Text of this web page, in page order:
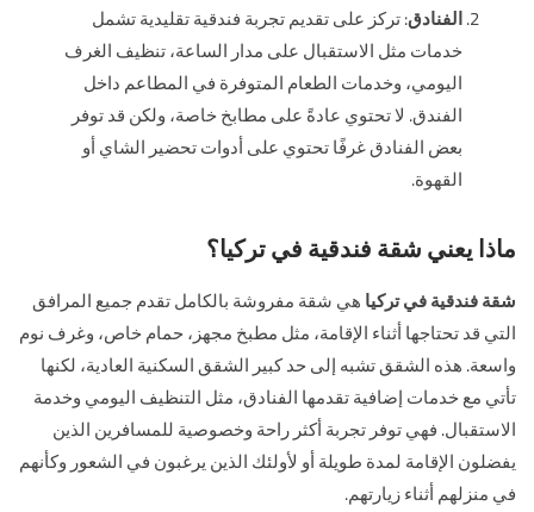
الفنادق: تركز على تقديم تجربة فندقية تقليدية تشمل
خدمات مثل الاستقبال على مدار الساعة، تنظيف الغرف
اليومي، وخدمات الطعام المتوفرة في المطاعم داخل
الفندق. لا تحتوي عادةً على مطابخ خاصة، ولكن قد توفر
بعض الفنادق غرفًا تحتوي على أدوات تحضير الشاي أو
القهوة.
ماذا يعني شقة فندقية في تركيا؟
شقة فندقية في تركياهي شقة مفروشة بالكامل تقدم جميع المرافق
التي قد تحتاجها أثناء الإقامة، مثل مطبخ مجهز، حمام خاص، وغرف نوم
واسعة. هذه الشقق تشبه إلى حد كبير الشقق السكنية العادية، لكنها
تأتي مع خدمات إضافية تقدمها الفنادق، مثل التنظيف اليومي وخدمة
الاستقبال. فهي توفر تجربة أكثر راحة وخصوصية للمسافرين الذين
يفضلون الإقامة لمدة طويلة أو لأولئك الذين يرغبون في الشعور وكأنهم
في منزلهم أثناء زيارتهم.